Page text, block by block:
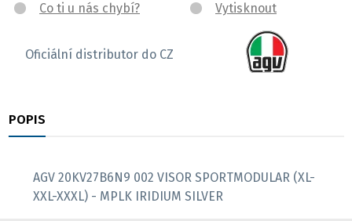
Co ti u nás chybí?
Vytisknout
Oficiální distributor do CZ
POPIS
AGV 20KV27B6N9 002 VISOR SPORTMODULAR (XL-
XXL-XXXL) - MPLK IRIDIUM SILVER